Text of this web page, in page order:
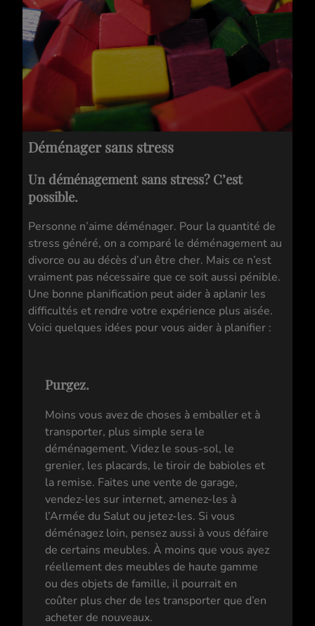
Déménager sans stress
Un déménagement sans stress? C’est
possible.
Personne n’aime déménager. Pour la quantité de
stress généré, on a comparé le déménagement au
divorce ou au décès d’un être cher. Mais ce n’est
vraiment pas nécessaire que ce soit aussi pénible.
Une bonne planification peut aider à aplanir les
difficultés et rendre votre expérience plus aisée.
Voici quelques idées pour vous aider à planifier :
Purgez.
Moins vous avez de choses à emballer et à
transporter, plus simple sera le
déménagement. Videz le sous-sol, le
grenier, les placards, le tiroir de babioles et
la remise. Faites une vente de garage,
vendez-les sur internet, amenez-les à
l’Armée du Salut ou jetez-les. Si vous
déménagez loin, pensez aussi à vous défaire
de certains meubles. À moins que vous ayez
réellement des meubles de haute gamme
ou des objets de famille, il pourrait en
coûter plus cher de les transporter que d’en
acheter de nouveaux.